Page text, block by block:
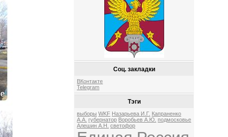
Соц. закладки
ВКонтакте
Telegram
Тэги
выборы WKF Назарьева И.Г. Капраненко
А.А. губернатор Воробьев А.Ю. подмосковье
Алешин А.Н.
светофор